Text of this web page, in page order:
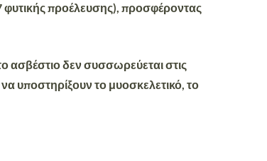
προέλευσης), προσφέροντας
ασβέστιοδεν συσσωρεύεται στις
υποστηρίξουν το μυοσκελετικό, το